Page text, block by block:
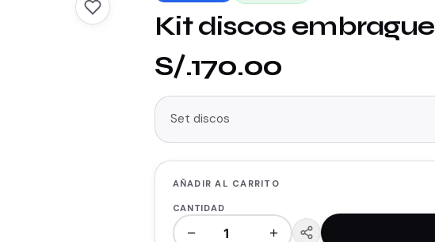
Kit discos embrague
S/.170.00
Set discos
AÑADIR AL CARRITO
CANTIDAD
− +